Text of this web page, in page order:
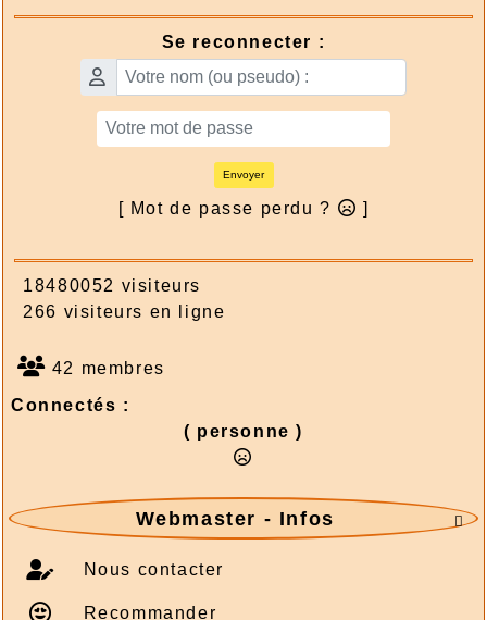
Se reconnecter :
Envoyer
[ Mot de passe perdu ? ]
18480052 visiteurs
266 visiteurs en ligne
42 membres
Connectés :
( personne )

Webmaster - Infos
Nous contacter
Recommander